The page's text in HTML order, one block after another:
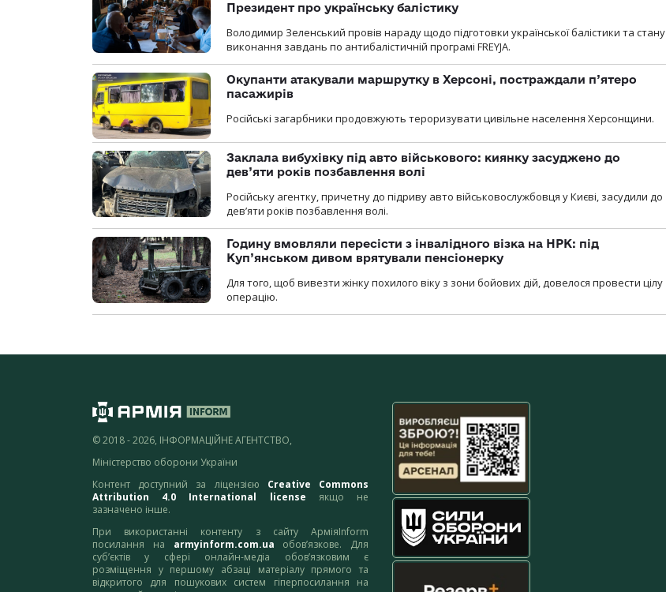
Президент про українську балістику
Володимир Зеленський провів нараду щодо підготовки української балістики та стану
виконання завдань по антибалістичній програмі FREYJA.
Окупанти атакували маршрутку в Херсоні, постраждали п’ятеро
пасажирів
Російські загарбники продовжують тероризувати цивільне населення Херсонщини.
Заклала вибухівку під авто військового: киянку засуджено до
дев’яти років позбавлення волі
Російську агентку, причетну до підриву авто військовослужбовця у Києві, засудили до
дев’яти років позбавлення волі.
Годину вмовляли пересісти з інвалідного візка на НРК: під
Куп’янськом дивом врятували пенсіонерку
Для того, щоб вивезти жінку похилого віку з зони бойових дій, довелося провести цілу
операцію.
© 2018 - 2026, ІНФОРМАЦІЙНЕ АГЕНТСТВО,
Міністерство оборони України
Контент доступний за ліцензією Creative Commons
Attribution 4.0 International license якщо не
зазначено інше.
При використанні контенту з сайту АрміяInform
посилання на armyinform.com.ua обов’язкове. Для
суб’єктів у сфері онлайн-медіа обов’язковим є
розміщення у першому абзаці матеріалу прямого та
відкритого для пошукових систем гіперпосилання на